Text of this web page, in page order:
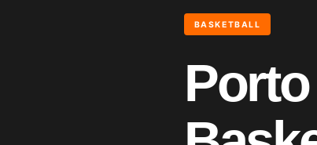
BASKETBALL